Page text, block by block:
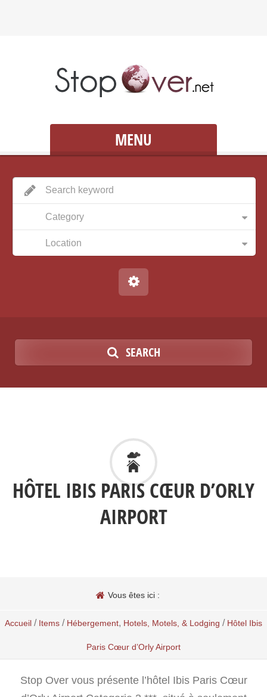
MENU
Category
Location
SEARCH
HÔTEL IBIS PARIS CŒUR D’ORLY
AIRPORT
Vous êtes ici :
Accueil / Items / Hébergement, Hotels, Motels, & Lodging / Hôtel Ibis
Paris Cœur d’Orly Airport
Stop Over vous présente l’hôtel Ibis Paris Cœur